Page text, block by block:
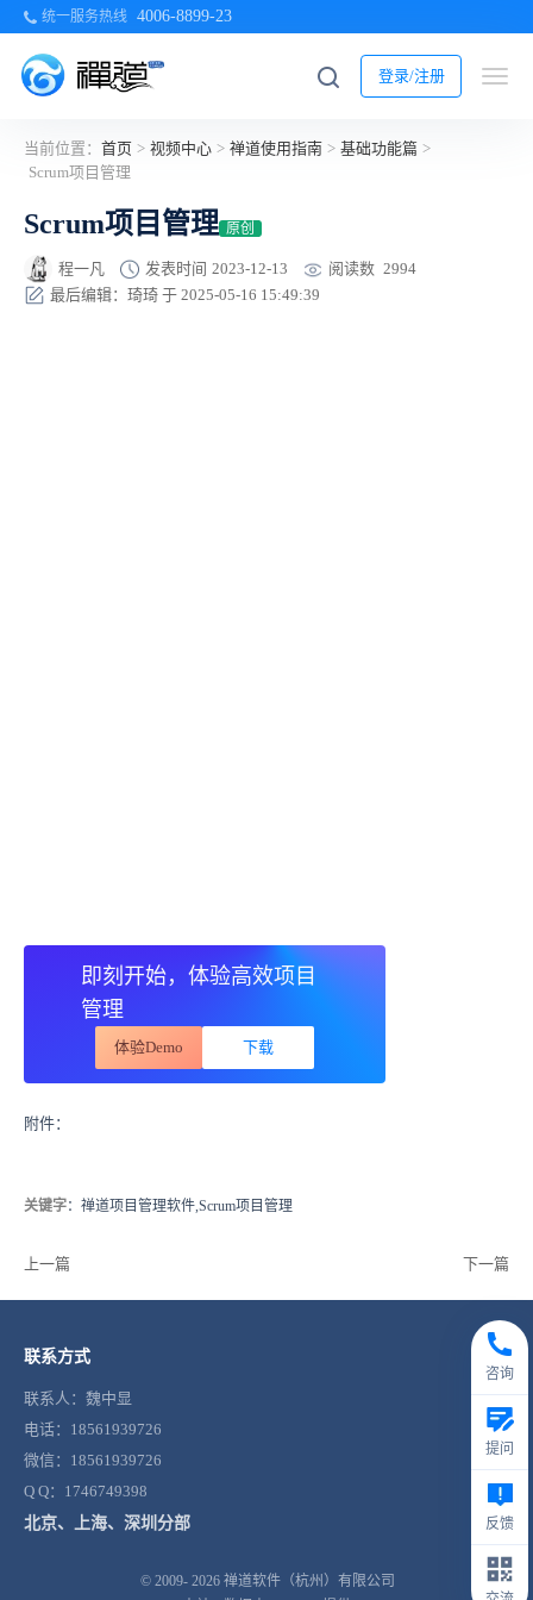
统一服务热线 4006-8899-23
登录/注册
当前位置： 首页 > 视频中心 > 禅道使用指南 > 基础功能篇 >
Scrum项目管理
Scrum项目管理 原创
程一凡 发表时间 2023-12-13 阅读数 2994
最后编辑：琦琦 于 2025-05-16 15:49:39
即刻开始，体验高效项目
管理
体验Demo 下载
附件：
关键字：禅道项目管理软件,Scrum项目管理
上一篇 下一篇
联系方式
联系人：魏中显
电话：18561939726
微信：18561939726
Q Q：1746749398
北京、上海、深圳分部
© 2009- 2026 禅道软件（杭州）有限公司
咨询
提问
反馈